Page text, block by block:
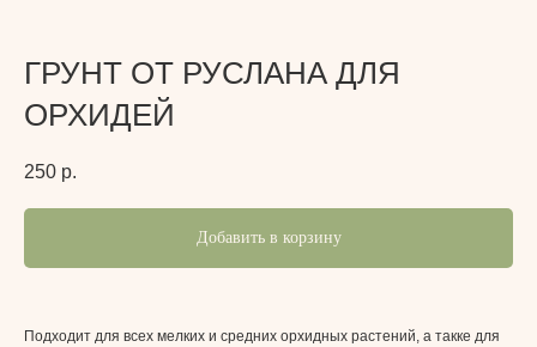
ГРУНТ ОТ РУСЛАНА ДЛЯ
ОРХИДЕЙ
250 р.
Добавить в корзину
Подходит для всех мелких и средних орхидных растений, а такке для